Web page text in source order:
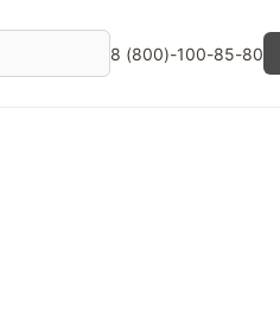
8 (800)-100-85-80